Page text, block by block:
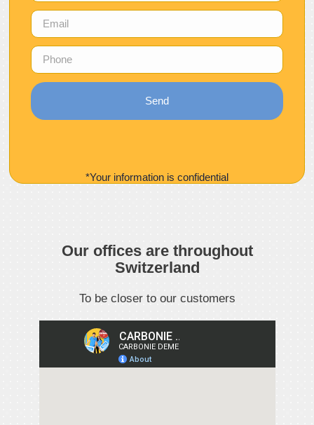
Send
*Your information is confidential
Our offices are throughout
Switzerland
To be closer to our customers